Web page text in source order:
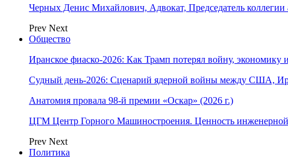
Черных Денис Михайлович, Адвокат, Председатель
Prev Next
Общество
Иранское фиаско-2026: Как Трамп потерял войну, экономику
Судный день-2026: Сценарий ядерной войны между США,
Анатомия провала 98-й премии «Оскар» (2026 г.)
ЦГМ Центр Горного Машиностроения. Ценность инженерной
Prev Next
Политика